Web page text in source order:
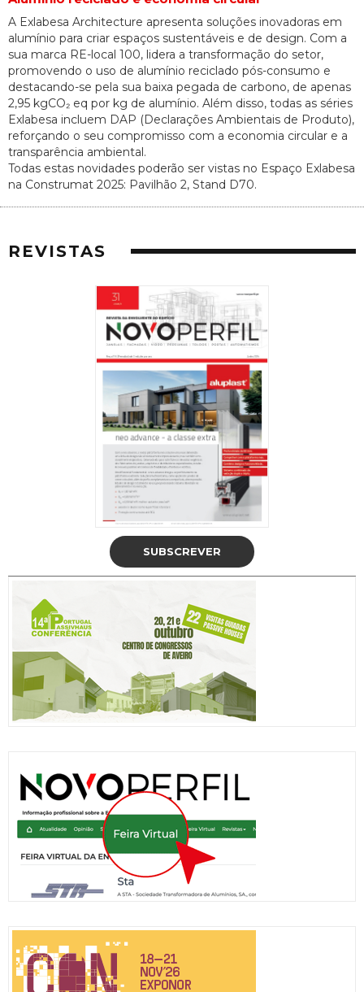
A Exlabesa Architecture apresenta soluções inovadoras em
alumínio para criar espaços sustentáveis e de design. Com a
sua marca RE-local 100, lidera a transformação do setor,
promovendo o uso de alumínio reciclado pós-consumo e
destacando-se pela sua baixa pegada de carbono, de apenas
2,95 kgCO₂ eq por kg de alumínio. Além disso, todas as séries
Exlabesa incluem DAP (Declarações Ambientais de Produto),
reforçando o seu compromisso com a economia circular e a
transparência ambiental.
Todas estas novidades poderão ser vistas no Espaço Exlabesa
na Construmat 2025: Pavilhão 2, Stand D70.
REVISTAS
SUBSCREVER